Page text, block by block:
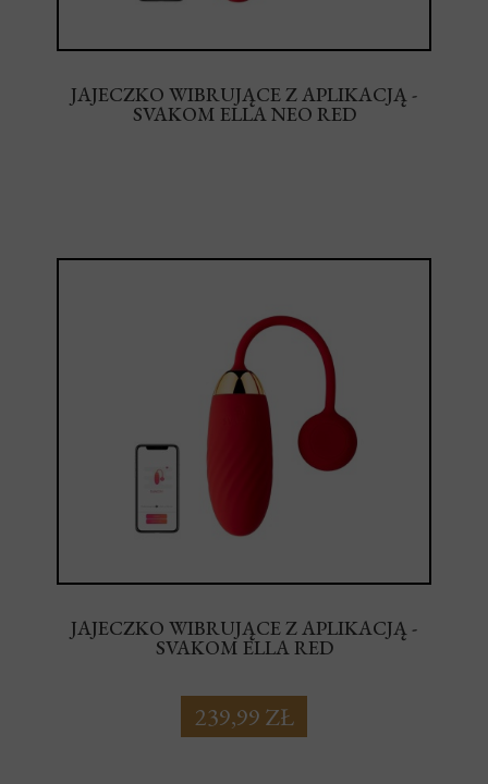
JAJECZKO WIBRUJĄCE Z APLIKACJĄ -
SVAKOM ELLA NEO RED
JAJECZKO WIBRUJĄCE Z APLIKACJĄ -
SVAKOM ELLA RED
239,99 ZŁ